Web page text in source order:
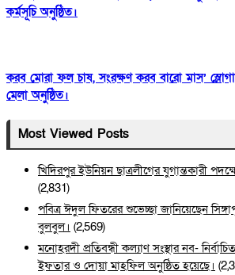
কর্মসূচি অনুষ্ঠিত।
করব মোরা ফল চাষ, সংরক্ষণ করব বারো মাস’
মেলা অনুষ্ঠিত।
Most Viewed Posts
খিদিরপুর ইউনিয়ন ছাত্রলীগের যুগান্তকারী
(2,831)
পবিত্র ঈদুল ফিতরের শুভেচ্ছা জানিয়েছেন
বুলবুল। (2,569)
মনোহরদী প্রতিবন্ধী কল্যাণ সংস্থার নব-
ইফতার ও দোয়া মাহফিল অনুষ্ঠিত হয়েছে।